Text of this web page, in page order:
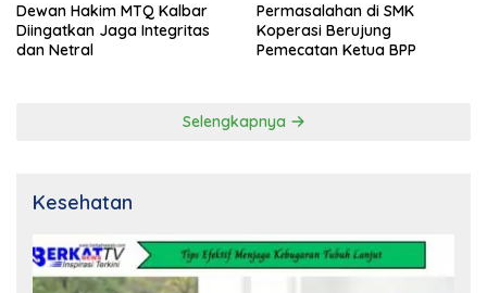
Dewan Hakim MTQ Kalbar
Diingatkan Jaga Integritas
dan Netral
Permasalahan di SMK
Koperasi Berujung
Pemecatan Ketua BPP
Selengkapnya
Kesehatan